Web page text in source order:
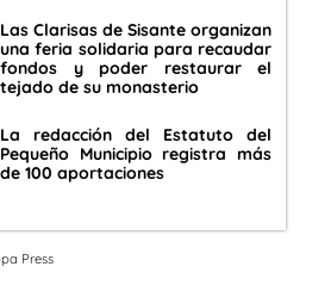
Las Clarisas de Sisante organizan
una feria solidaria para recaudar
fondos y poder restaurar el
tejado de su monasterio
La redacción del Estatuto del
Pequeño Municipio registra más
de 100 aportaciones
Press